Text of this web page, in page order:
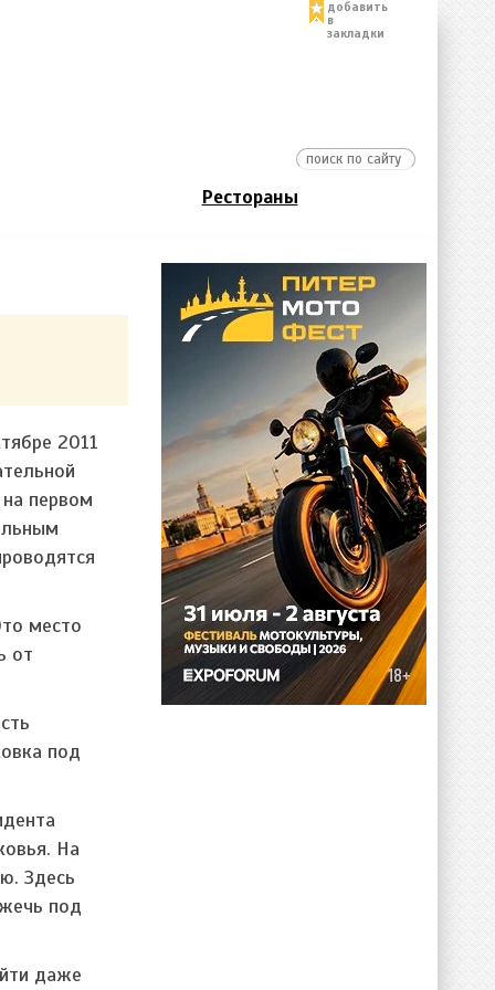
добавить
в
закладки
Рестораны
2011
первом
место
от
под
На
Здесь
под
даже